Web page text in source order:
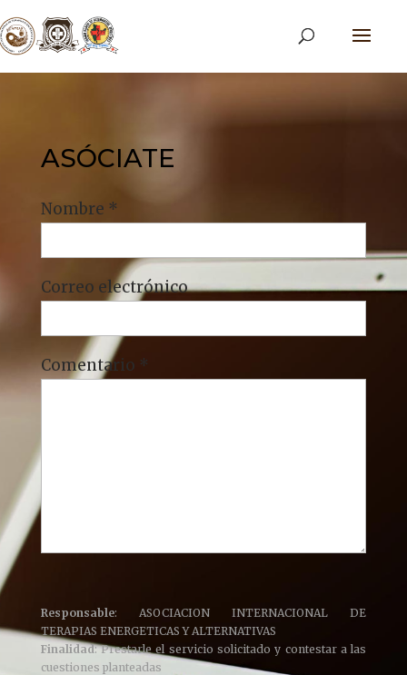
ASÓCIATE
Nombre *
Correo electrónico
Comentario *
Responsable: ASOCIACION INTERNACIONAL DE
TERAPIAS ENERGETICAS Y ALTERNATIVAS
Finalidad: Prestarle el servicio solicitado y contestar a las
cuestiones planteadas